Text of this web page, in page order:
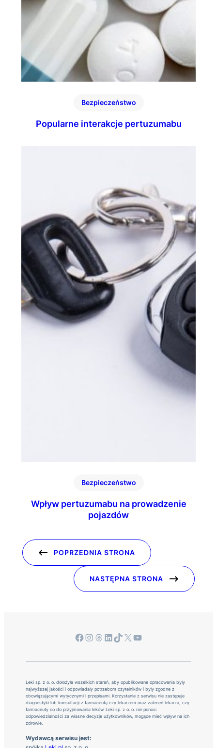
Bezpieczeństwo
Popularne interakcje pertuzumabu
Bezpieczeństwo
Wpływ pertuzumabu na prowadzenie
pojazdów
POPRZEDNIA STRONA
NASTĘPNA STRONA
Facebook InstagramThreads LinkedIn TikTok X YouTube
Leki sp. z o. o. dołożyła wszelkich starań, aby opublikowane opracowania były
najwyższej jakości i odpowiadały potrzebom czytelników i były zgodne z
obowiązującymi wytycznymi i przepisami. Korzystanie z serwisu nie zastępuje
diagnostyki lub konsultacji z farmaceutą czy lekarzem oraz zaleceń lekarza, czy
farmaceuty co do przyjmowania leków. Leki sp. z o. o. nie ponosi
odpowiedzialności za własne decyzje użytkowników, mogące mieć wpływ na ich
zdrowie.
Wydawcą serwisu jest: